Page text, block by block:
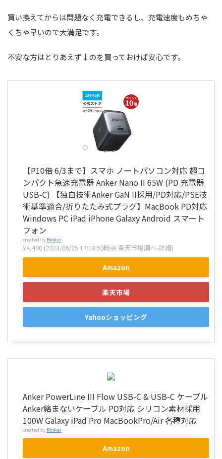
買い換えてからは問題なく充電できるし、充電速度もめちゃ
くちゃ早いので大満足です。
不安な方はとりあえず↓のを買っておけば安心です。
【P10倍 6/3まで】スマホ ノートパソコン対応 超コ
ンパクト急速充電器 Anker Nano II 65W (PD 充電器
USB-C) 【独自技術Anker GaN II採用/PD対応/PSE技
術基準適合/折りたたみ式プラグ】MacBook PD対応
Windows PC iPad iPhone Galaxy Android スマート
フォン
created by Rinker
¥4,490 (2023/06/25 17:18:50時点 楽天市場調べ-詳細)
Amazon
楽天市場
Yahooショッピング
Anker PowerLine III Flow USB-C & USB-C ケーブル
Anker絡まないケーブル PD対応 シリコン素材採用
100W Galaxy iPad Pro MacBookPro/Air 各種対応
created by Rinker
Amazon